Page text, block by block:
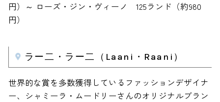
円）～ ローズ・ジン・ヴィーノ 125ランド（約980
円）
ラー二・ラー二（Laani・Raani）
世界的な賞を多数獲得しているファッションデザイナ
ー、シャミーラ・ムードリーさんのオリジナルブラン